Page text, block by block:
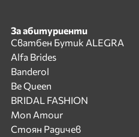
За абитуриенти
Сватбен Бутик ALEGRA
Alfa Brides
Banderol
Be Queen
BRIDAL FASHION
Mon Amour
Стоян Радичев